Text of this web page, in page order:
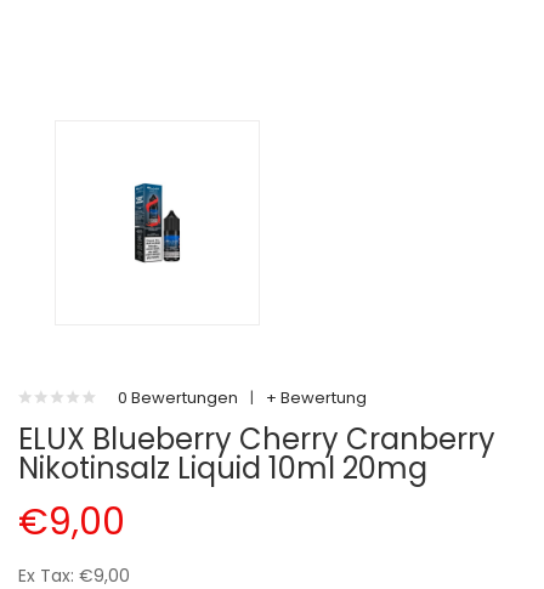
0 Bewertungen | + Bewertung
ELUX Blueberry Cherry Cranberry
Nikotinsalz Liquid 10ml 20mg
€9,00
Ex Tax: €9,00